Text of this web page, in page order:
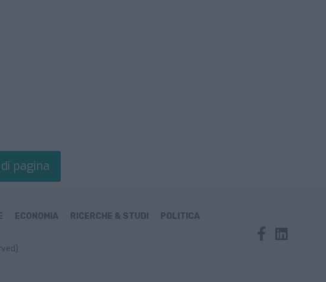
pagina
ECONOMIA RICERCHE & STUDI
POLITICA